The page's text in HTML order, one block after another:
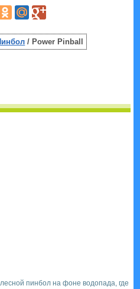
/ Power Pinball
пинбол на фоне водопада, где